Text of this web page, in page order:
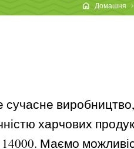
Домашня
харчових
Маємо